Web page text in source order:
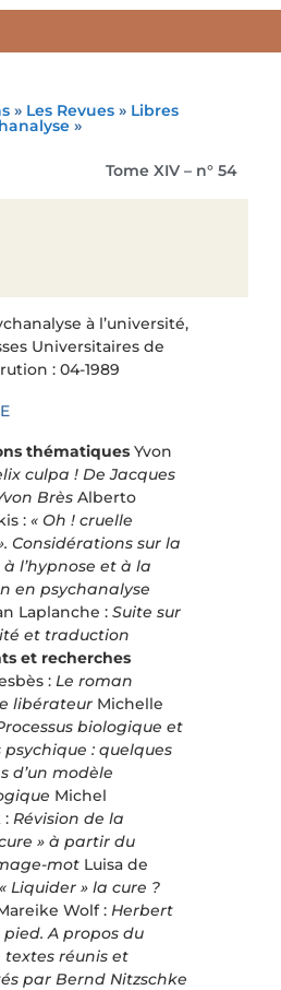
» Les Revues » Libres
»
Tome XIV – n° 54
à l’université,
Universitaires de
: 04-1989
thématiques Yvon
culpa ! De Jacques
Brès Alberto
: « Oh ! cruelle
Considérations sur la
l’hypnose et à la
en psychanalyse
Laplanche : Suite sur
et traduction
et recherches
: Le roman
libérateur Michelle
biologique et
psychique : quelques
d’un modèle
Michel
: Révision de la
» à partir du
mot Luisa de
« Liquider » la cure ?
Wolf : Herbert
A propos du
textes réunis et
par Bernd Nitzschke